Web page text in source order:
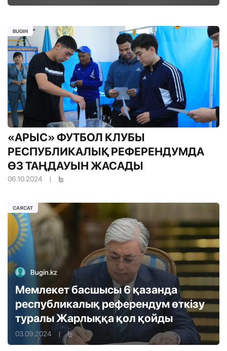
«АРЫС» ФУТБОЛ КЛУБЫ
РЕСПУБЛИКАЛЫҚ РЕФЕРЕНДУМДА
ӨЗ ТАҢДАУЫН ЖАСАДЫ
06.10.2024 |
BUGIN
Bugin.kz
Мемлекет басшысы 6 қазанда
республикалық референдум өткiзу
туралы Жарлыққа қол қойды
03.09.2024 |
САЯСАТ